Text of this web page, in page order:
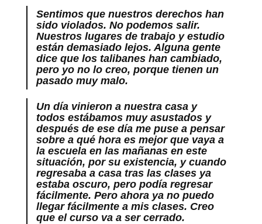
Sentimos que nuestros derechos han
sido violados. No podemos salir.
Nuestros lugares de trabajo y estudio
están demasiado lejos. Alguna gente
dice que los talibanes han cambiado,
pero yo no lo creo, porque tienen un
pasado muy malo.
Un día vinieron a nuestra casa y
todos estábamos muy asustados y
después de ese día me puse a pensar
sobre a qué hora es mejor que vaya a
la escuela en las mañanas en este
situación, por su existencia, y cuando
regresaba a casa tras las clases ya
estaba oscuro, pero podía regresar
fácilmente. Pero ahora ya no puedo
llegar fácilmente a mis clases. Creo
que el curso va a ser cerrado.